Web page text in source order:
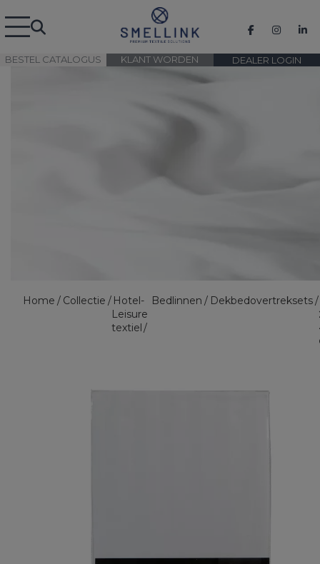
BESTEL CATALOGUS DEALER LOGIN
KLANT WORDEN
Home Collectie
Hotel-
Leisure
textiel
Bedlinnen
Dekbedovertreksets